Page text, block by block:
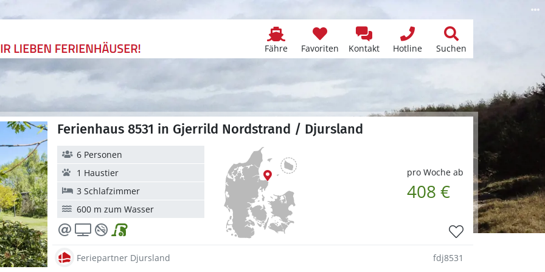
Fähre Favoriten Kontakt Hotline Suchen
Ferienhaus 8531 in Gjerrild Nordstrand / Djursland
pro Woche ab
408 €
6 Personen
1 Haustier
3 Schlafzimmer
600 m zum Wasser
Feriepartner Djursland fdj8531